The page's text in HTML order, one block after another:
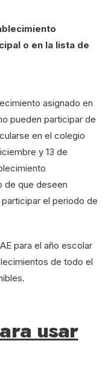
o en la lista de
asignado en
pueden participar de
en el colegio
y 13 de
de que deseen
el periodo de
para el año escolar
de todo el
usar